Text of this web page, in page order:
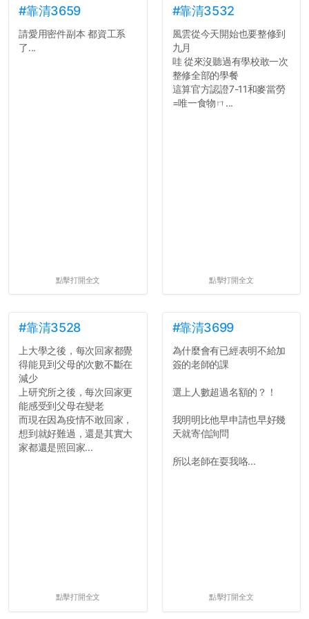
的聲明一樣正式，但至少在
用字上多加留意。有些語句
用說的可能會引人發笑或多
聽幾句，但寫成文字時只會
#靠清3659
請愛用密件副本 都資工系
了...
點擊打開全文
#靠清3532
風雲從今天開始也要整修到
九月
哇 從來沒聽過有學校敢一次
整修全部的學餐
這算官方認證7-11和麥當勞
=唯一食物ㄇ...
點擊打開全文
#靠清3528
上大學之後，每次回家都覺
得能見到父母的次數不斷在
減少
上研究所之後，每次回家更
能感受到父母在變老
而現在因為疫情不敢回家，
想到就好難過，還是其實大
家都還是照回家...
點擊打開全文
#靠清3699
為什麼會有已經表明不給加
簽的老師的課
選上人數超過名額的？！
我明明比他早申請也早好幾
天就寄信詢問
所以老師在耍我咯...
點擊打開全文